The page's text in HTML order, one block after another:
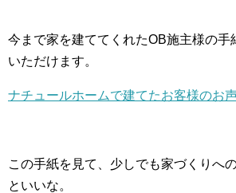
今まで家を建ててくれたOB施主様の手
いただけます。
ナチュールホームで建てたお客様のお
この手紙を見て、少しでも家づくりへ
といいな。